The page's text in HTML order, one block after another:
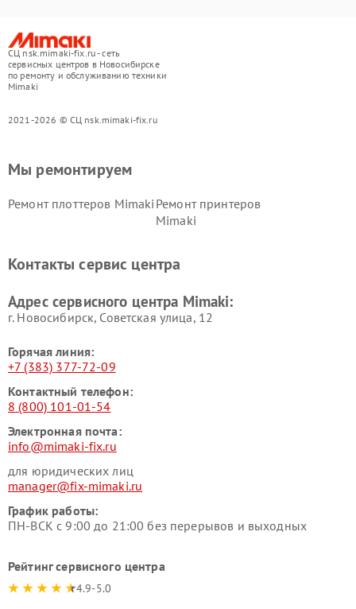
СЦ nsk.mimaki-fix.ru - сеть
сервисных центров в Новосибирске
по ремонту и обслуживанию техники
Mimaki
2021-2026 © СЦ nsk.mimaki-fix.ru
Мы ремонтируем
Ремонт плоттеров Mimaki Ремонт принтеров
Mimaki
Контакты сервис центра
Адрес сервисного центра Mimaki:
г. Новосибирск, Советская улица, 12
Горячая линия:
+7 (383) 377-72-09
Контактный телефон:
8 (800) 101-01-54
Электронная почта:
info@mimaki-fix.ru
для юридических лиц
manager@fix-mimaki.ru
График работы:
ПН-ВСК с 9:00 до 21:00 без перерывов и выходных
Рейтинг сервисного центра
4.9-5.0